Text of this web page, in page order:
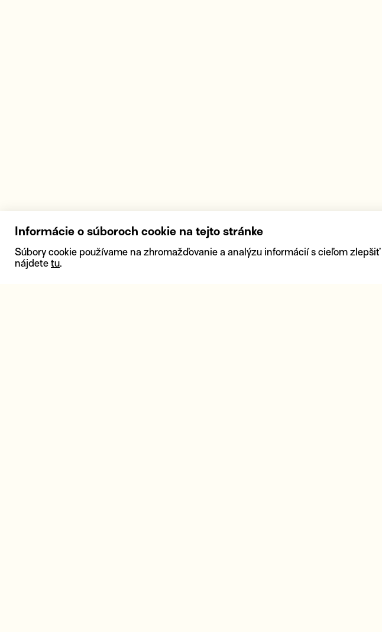
Informácie o súboroch cookie na tejto stránke
Súbory cookie používame na zhromažďovanie a analýzu informácií s cieľom
nájdete tu.